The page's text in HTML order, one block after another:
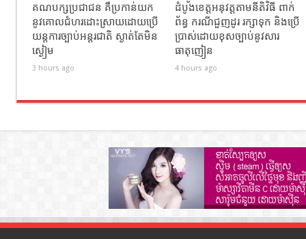
គណបក្សប្រជាជន គឺប្រកាន់យក
នូវគោលជំហរដោះស្រាយដោយប្រើ
យន្តការច្បាប់អន្តរជាតិ ស្ងាត់តែមិន
ស្ងៀម
3 hours ago
ដំបូងខេត្តឣនុវត្តតាមនីតិវិធី ពាក់
ព័ន្ធ ករណីជួញដូរ រក្សាទុក និងប្រើ
ប្រាស់ដោយខុសច្បាប់នូវសារ
ធាតុញៀន
4 hours ago